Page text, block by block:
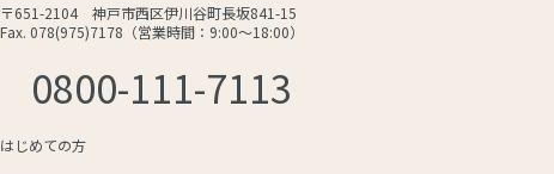
〒651-2104 神戸市西区伊川谷町長坂841-15
Fax. 078(975)7178（営業時間：9:00～18:00）
0800-111-7113
はじめての方